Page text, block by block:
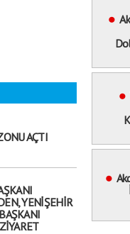
AÇTI
YENİŞEHİR